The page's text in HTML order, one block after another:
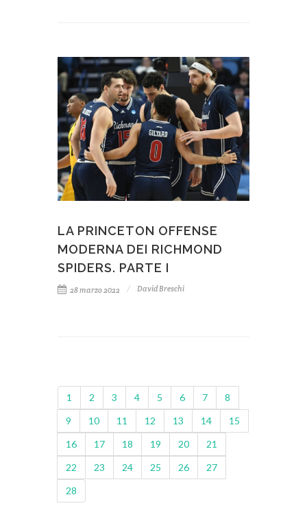
LA PRINCETON OFFENSE
MODERNA DEI RICHMOND
SPIDERS. PARTE I
28 marzo 2022 David Breschi
1 2 3 4 5 6 7
8
9
10 11 12 13 14
15
16
17 18 19 20
21
22
23 24 25 26
27
28